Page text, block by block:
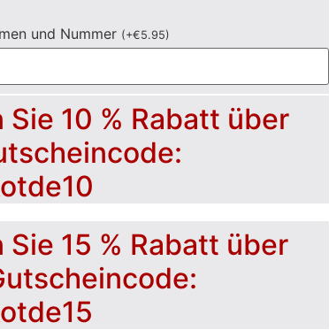
und Nummer (+€5.95)
Sie 10 % Rabatt über
Sie 15 % Rabatt über